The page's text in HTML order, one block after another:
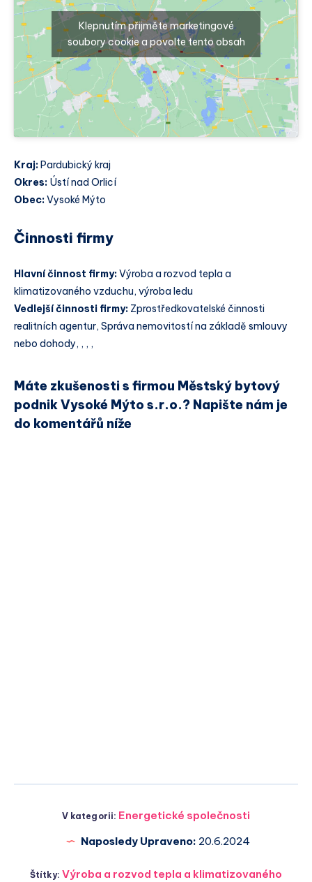
Klepnutím přijměte marketingové
soubory cookie a povolte tento obsah
Kraj: Pardubický kraj
Okres: Ústí nad Orlicí
Obec:Vysoké Mýto
Činnosti firmy
Hlavní činnost firmy:Výroba a rozvod tepla a
klimatizovaného vzduchu, výroba ledu
Vedlejší činnosti firmy: Zprostředkovatelské činnosti
realitních agentur, Správa nemovitostí na základě smlouvy
nebo dohody, , , ,
Máte zkušenosti s firmou Městský bytový
podnik Vysoké Mýto s.r.o.? Napište nám je
do komentářů níže
V kategorii: Energetické společnosti
Naposledy Upraveno: 20.6.2024
Štítky:Výroba a rozvod tepla a klimatizovaného